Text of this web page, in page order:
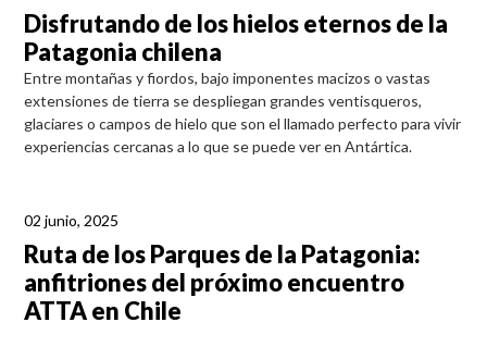
Disfrutando de los hielos eternos de la
Patagonia chilena
Entre montañas y fiordos, bajo imponentes macizos o vastas
extensiones de tierra se despliegan grandes ventisqueros,
glaciares o campos de hielo que son el llamado perfecto para vivir
experiencias cercanas a lo que se puede ver en Antártica.
02 junio, 2025
Ruta de los Parques de la Patagonia:
anfitriones del próximo encuentro
ATTA en Chile